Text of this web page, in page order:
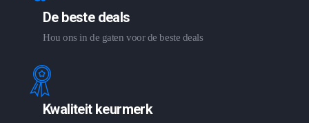
De beste deals
Hou ons in de gaten voor de beste deals
Kwaliteit keurmerk